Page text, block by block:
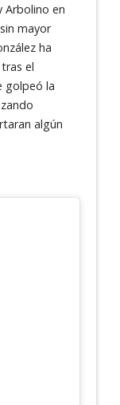
Arbolino en
mayor
ha
el
golpeó la
algún